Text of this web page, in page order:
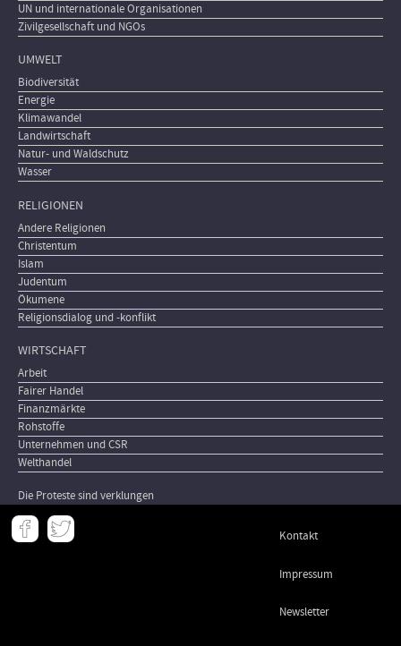
UN und internationale Organisationen
Zivilgesellschaft und NGOs
UMWELT
Biodiversität
Energie
Klimawandel
Landwirtschaft
Natur- und Waldschutz
Wasser
RELIGIONEN
Andere Religionen
Christentum
Islam
Judentum
Ökumene
Religionsdialog und -konflikt
WIRTSCHAFT
Arbeit
Fairer Handel
Finanzmärkte
Rohstoffe
Unternehmen und CSR
Welthandel
Die Proteste sind verklungen
Meta
- Kontakt
Impressum
Newsletter